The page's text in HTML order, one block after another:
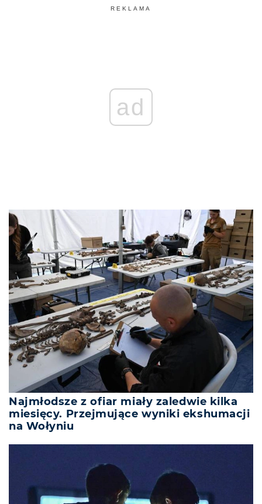
REKLAMA
ad
Najmłodsze z ofiar miały zaledwie kilka
miesięcy. Przejmujące wyniki ekshumacji
na Wołyniu